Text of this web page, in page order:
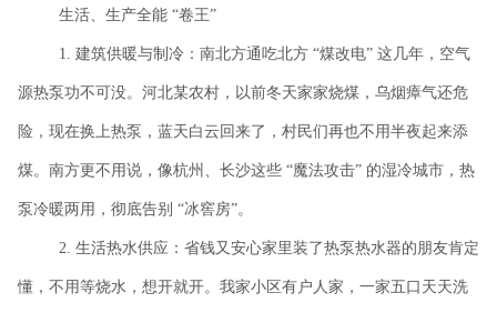
生活、生产全能 “卷王”
1. 建筑供暖与制冷：南北方通吃北方 “煤改电” 这几年，空气
源热泵功不可没。河北某农村，以前冬天家家烧煤，乌烟瘴气还危
险，现在换上热泵，蓝天白云回来了，村民们再也不用半夜起来添
煤。南方更不用说，像杭州、长沙这些 “魔法攻击” 的湿冷城市，热
泵冷暖两用，彻底告别 “冰窖房”。
2. 生活热水供应：省钱又安心家里装了热泵热水器的朋友肯定
懂，不用等烧水，想开就开。我家小区有户人家，一家五口天天洗